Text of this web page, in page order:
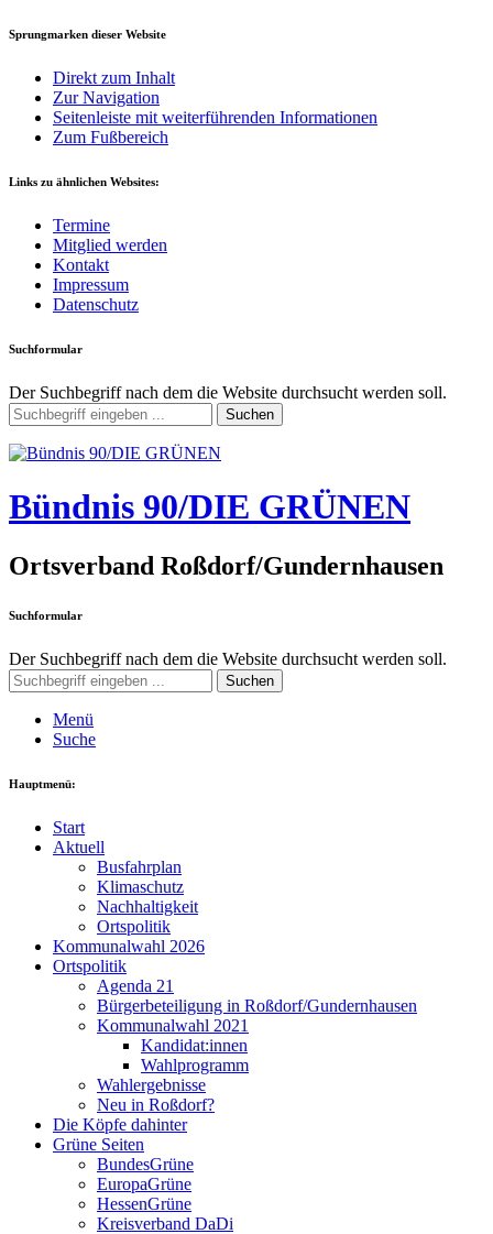
Sprungmarken dieser Website
Direkt zum Inhalt
Zur Navigation
Seitenleiste mit weiterführenden Informationen
Zum Fußbereich
Links zu ähnlichen Websites:
Termine
Mitglied werden
Kontakt
Impressum
Datenschutz
Suchformular
Der Suchbegriff nach dem die Website durchsucht werden soll.
Suchen
Bündnis 90/DIE GRÜNEN
Ortsverband Roßdorf/Gundernhausen
Suchformular
Der Suchbegriff nach dem die Website durchsucht werden soll.
Suchen
Menü
Suche
Hauptmenü:
Start
Aktuell
Busfahrplan
Klimaschutz
Nachhaltigkeit
Ortspolitik
Kommunalwahl 2026
Ortspolitik
Agenda 21
Bürgerbeteiligung in Roßdorf/Gundernhausen
Kommunalwahl 2021
Kandidat:innen
Wahlprogramm
Wahlergebnisse
Neu in Roßdorf?
Die Köpfe dahinter
Grüne Seiten
BundesGrüne
EuropaGrüne
HessenGrüne
Kreisverband DaDi